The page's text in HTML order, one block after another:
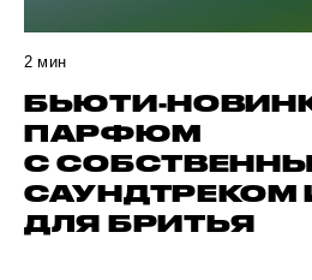
2 мин
БЬЮТИ-
ПАРФЮМ
С
САУНДТРЕКОМ
ДЛЯ БРИТЬЯ